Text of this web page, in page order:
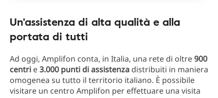
Un'assistenza di alta qualità e alla
portata di tutti
Ad oggi, Amplifon conta, in Italia, una rete di oltre900
centri e3.000 punti di assistenza distribuiti in maniera
omogenea su tutto il territorio italiano. È possibile
visitare un centro Amplifon per effettuare una visita